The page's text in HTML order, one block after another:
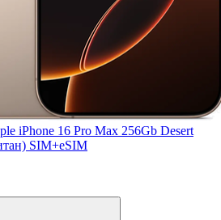
iPhone 16 Pro Max 256Gb Desert
SIM+eSIM